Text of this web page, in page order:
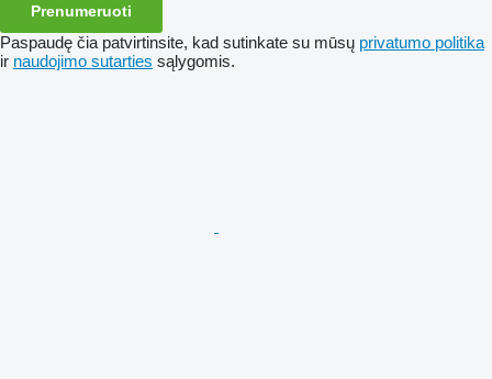
Prenumeruoti
Paspaudę čia patvirtinsite, kad sutinkate su mūsų privatumo politika
ir naudojimo sutarties sąlygomis.